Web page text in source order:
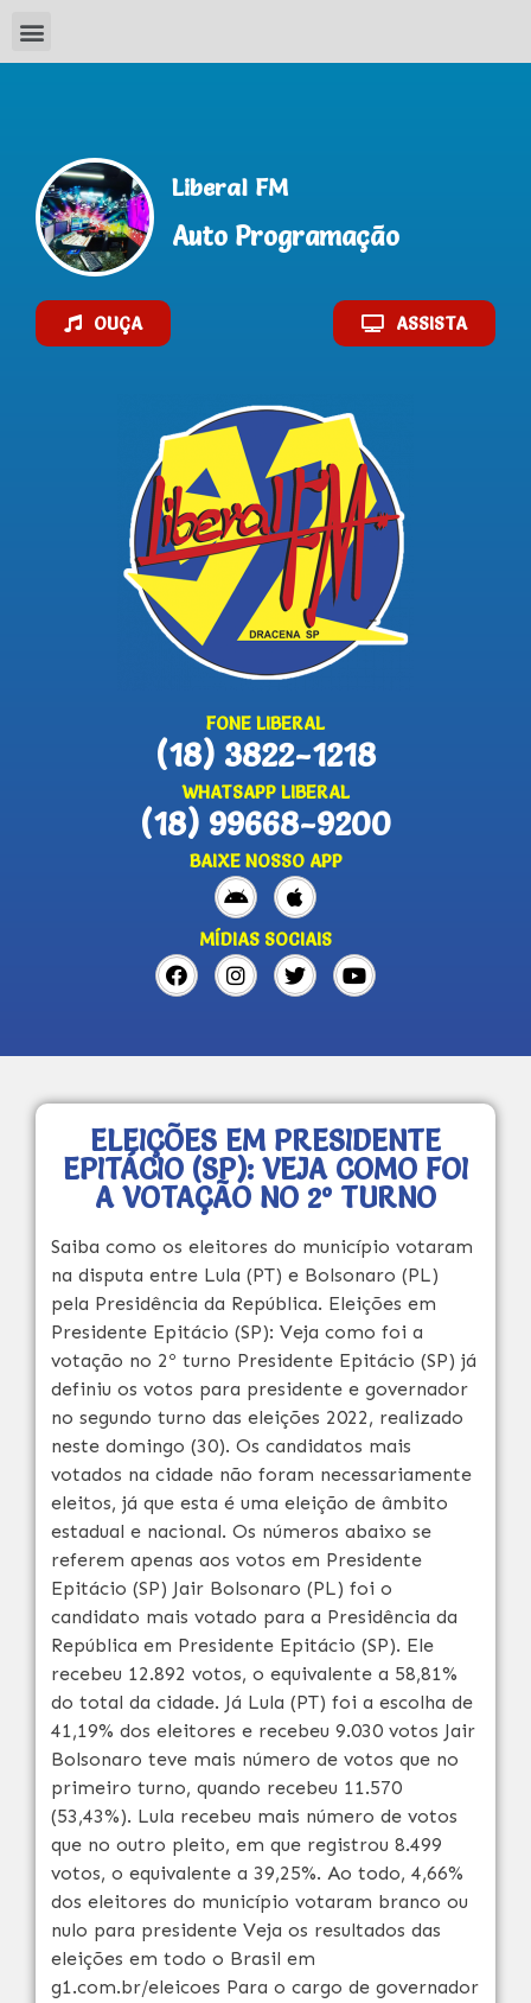
Liberal FM
Auto Programação
OUÇA ASSISTA
FONE LIBERAL
(18) 3822-1218
WHATSAPP LIBERAL
(18) 99668-9200
BAIXE NOSSO APP
MÍDIAS SOCIAIS
ELEIÇÕES EM PRESIDENTE
EPITÁCIO (SP): VEJA COMO FOI
A VOTAÇÃO NO 2º TURNO
Saiba como os eleitores do município votaram
na disputa entre Lula (PT) e Bolsonaro (PL)
pela Presidência da República. Eleições em
Presidente Epitácio (SP): Veja como foi a
votação no 2º turno Presidente Epitácio (SP) já
definiu os votos para presidente e governador
no segundo turno das eleições 2022, realizado
neste domingo (30). Os candidatos mais
votados na cidade não foram necessariamente
eleitos, já que esta é uma eleição de âmbito
estadual e nacional. Os números abaixo se
referem apenas aos votos em Presidente
Epitácio (SP) Jair Bolsonaro (PL) foi o
candidato mais votado para a Presidência da
República em Presidente Epitácio (SP). Ele
recebeu 12.892 votos, o equivalente a 58,81%
do total da cidade. Já Lula (PT) foi a escolha de
41,19% dos eleitores e recebeu 9.030 votos Jair
Bolsonaro teve mais número de votos que no
primeiro turno, quando recebeu 11.570
(53,43%). Lula recebeu mais número de votos
que no outro pleito, em que registrou 8.499
votos, o equivalente a 39,25%. Ao todo, 4,66%
dos eleitores do município votaram branco ou
nulo para presidente Veja os resultados das
eleições em todo o Brasil em
g1.com.br/eleicoes Para o cargo de governador